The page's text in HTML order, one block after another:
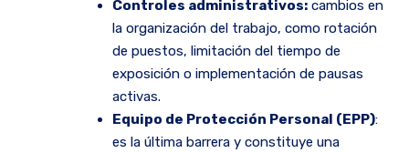
Controles administrativos:cambios en
la organización del trabajo, como rotación
de puestos, limitación del tiempo de
exposición o implementación de pausas
activas.
Equipo de Protección Personal (EPP):
es la última barrera y constituye una